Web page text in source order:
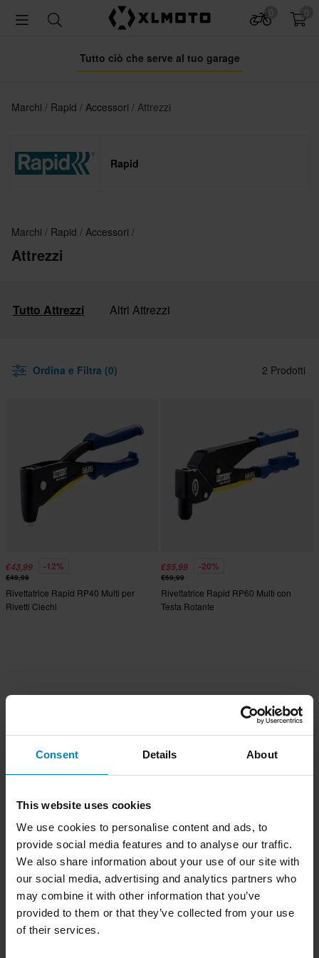
Consent Details About
This website uses cookies
We use cookies to personalise content and ads, to
provide social media features and to analyse our traffic.
We also share information about your use of our site with
our social media, advertising and analytics partners who
may combine it with other information that you’ve
provided to them or that they’ve collected from your use
of their services.
Tutto ciò che serve al tuo garage
Marchi Rapid Accessori Attrezzi
Rapid
Marchi Rapid Accessori
Attrezzi
Tutto Attrezzi Altri Attrezzi
Ordina e Filtra (0) 2 Prodotti
€43,99 -12%
€49,99
Rivettatrice Rapid RP40 Multi per
Rivetti Ciechi
€55,99 -20%
€69,99
Rivettatrice Rapid RP60 Multi con
Testa Rotante